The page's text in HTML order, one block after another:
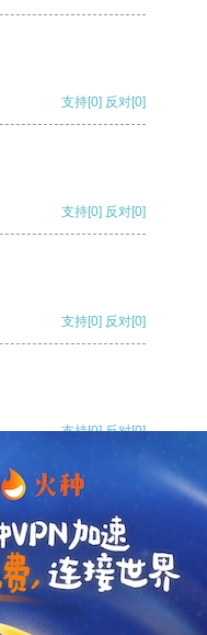
支持[0] 反对[0]
支持[0] 反对[0]
支持[0] 反对[0]
支持[0] 反对[0]
支持[0] 反对